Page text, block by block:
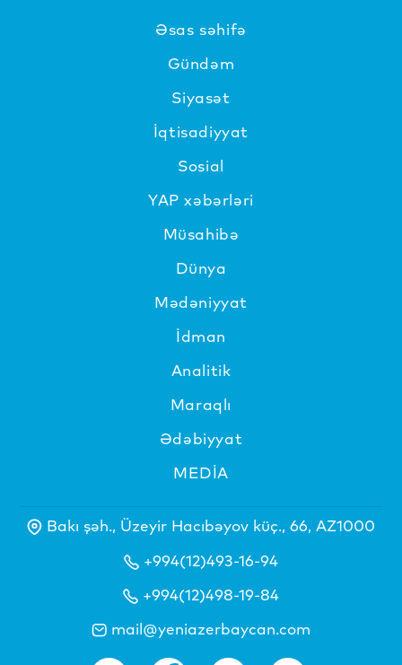
Əsas səhifə
Gündəm
Siyasət
İqtisadiyyat
Sosial
YAP xəbərləri
Müsahibə
Dünya
Mədəniyyat
İdman
Analitik
Maraqlı
Ədəbiyyat
MEDİA
Bakı şəh., Üzeyir Hacıbəyov küç., 66, AZ1000
+994(12)493-16-94
+994(12)498-19-84
mail@yeniazerbaycan.com